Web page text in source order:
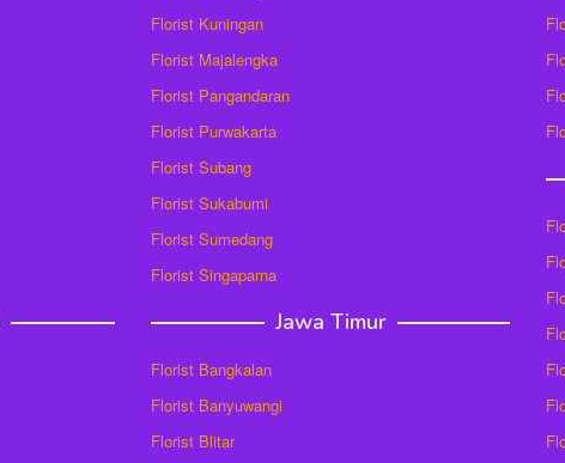
Florist Kuningan
Florist Majalengka
Florist Pangandaran
Florist Purwakarta
Florist Subang
Florist Sukabumi
Florist Sumedang
Florist Singaparna
Jawa Timur
Florist Bangkalan
Florist Banyuwangi
Florist Blitar